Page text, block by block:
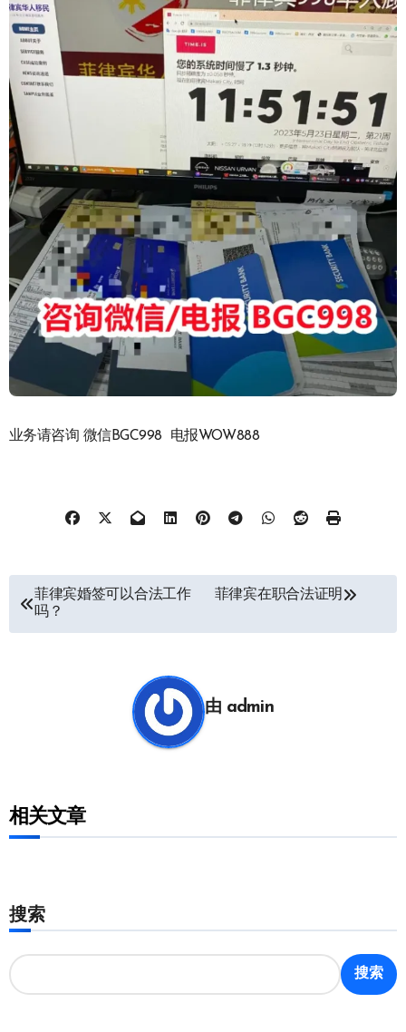
业务请咨询 微信BGC998 电报WOW888
菲律宾婚签可以合法工作
吗？
菲律宾在职合法证明
由 admin
相关文章
搜索
搜索